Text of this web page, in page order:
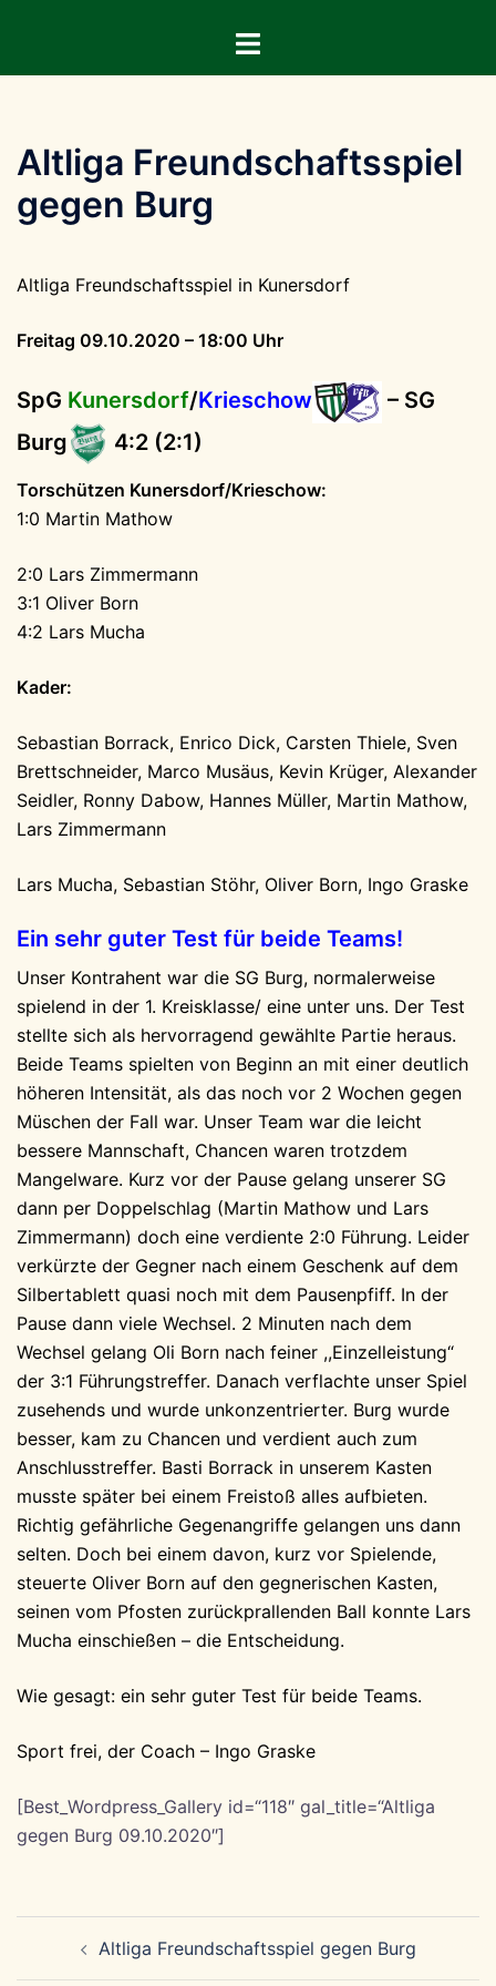
springen
Menü
Altliga Freundschaftsspiel
gegen Burg
Altliga Freundschaftsspiel in Kunersdorf
Freitag 09.10.2020 – 18:00 Uhr
SpG Kunersdorf/Krieschow
– SG
Burg
4:2 (2:1)
Torschützen Kunersdorf/Krieschow:
1:0 Martin Mathow
2:0 Lars Zimmermann
3:1 Oliver Born
4:2 Lars Mucha
Kader:
Sebastian Borrack, Enrico Dick, Carsten Thiele, Sven
Brettschneider, Marco Musäus, Kevin Krüger, Alexander
Seidler, Ronny Dabow, Hannes Müller, Martin Mathow,
Lars Zimmermann
Lars Mucha, Sebastian Stöhr, Oliver Born, Ingo Graske
Ein sehr guter Test für beide Teams!
Unser Kontrahent war die SG Burg, normalerweise
spielend in der 1. Kreisklasse/ eine unter uns. Der Test
stellte sich als hervorragend gewählte Partie heraus.
Beide Teams spielten von Beginn an mit einer deutlich
höheren Intensität, als das noch vor 2 Wochen gegen
Müschen der Fall war. Unser Team war die leicht
bessere Mannschaft, Chancen waren trotzdem
Mangelware. Kurz vor der Pause gelang unserer SG
dann per Doppelschlag (Martin Mathow und Lars
Zimmermann) doch eine verdiente 2:0 Führung. Leider
verkürzte der Gegner nach einem Geschenk auf dem
Silbertablett quasi noch mit dem Pausenpfiff. In der
Pause dann viele Wechsel. 2 Minuten nach dem
Wechsel gelang Oli Born nach feiner ,,Einzelleistung“
der 3:1 Führungstreffer. Danach verflachte unser Spiel
zusehends und wurde unkonzentrierter. Burg wurde
besser, kam zu Chancen und verdient auch zum
Anschlusstreffer. Basti Borrack in unserem Kasten
musste später bei einem Freistoß alles aufbieten.
Richtig gefährliche Gegenangriffe gelangen uns dann
selten. Doch bei einem davon, kurz vor Spielende,
steuerte Oliver Born auf den gegnerischen Kasten,
seinen vom Pfosten zurückprallenden Ball konnte Lars
Mucha einschießen – die Entscheidung.
Wie gesagt: ein sehr guter Test für beide Teams.
Sport frei, der Coach – Ingo Graske
[Best_Wordpress_Gallery id=“118″ gal_title=“Altliga
gegen Burg 09.10.2020″]
Altliga Freundschaftsspiel gegen Burg